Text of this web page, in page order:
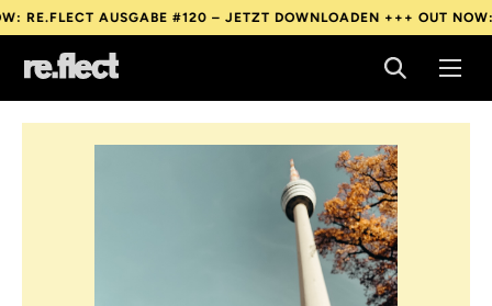
AUSGABE #120 – JETZT DOWNLOADEN +++OUT NOW:
AUSGABE #120 – JETZT DOWNLOADEN +++